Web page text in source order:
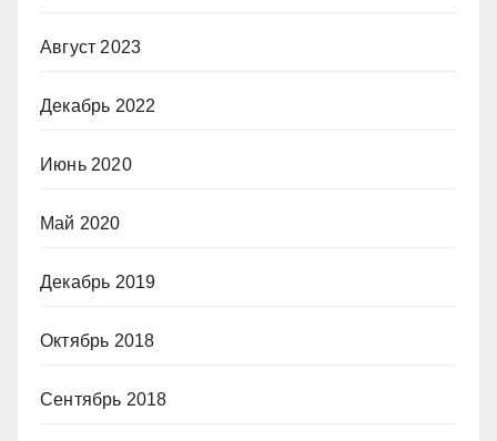
Август 2023
Декабрь 2022
Июнь 2020
Май 2020
Декабрь 2019
Октябрь 2018
Сентябрь 2018